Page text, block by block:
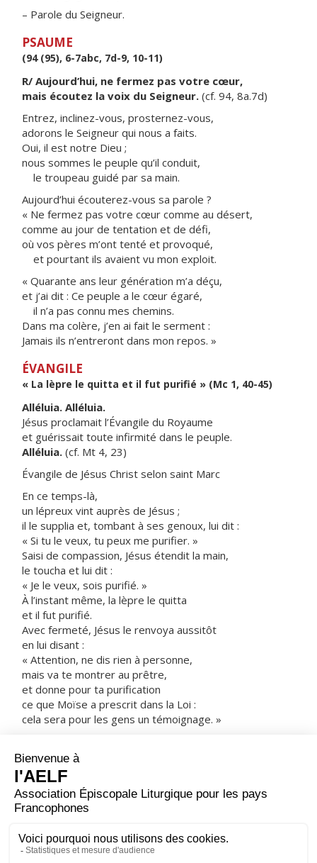
– Parole du Seigneur.
PSAUME
(94 (95), 6-7abc, 7d-9, 10-11)
R/ Aujourd’hui, ne fermez pas votre cœur,
mais écoutez la voix du Seigneur. (cf. 94, 8a.7d)
Entrez, inclinez-vous, prosternez-vous,
adorons le Seigneur qui nous a faits.
Oui, il est notre Dieu ;
nous sommes le peuple qu’il conduit,
le troupeau guidé par sa main.
Aujourd’hui écouterez-vous sa parole ?
« Ne fermez pas votre cœur comme au désert,
comme au jour de tentation et de défi,
où vos pères m’ont tenté et provoqué,
et pourtant ils avaient vu mon exploit.
« Quarante ans leur génération m’a déçu,
et j’ai dit : Ce peuple a le cœur égaré,
il n’a pas connu mes chemins.
Dans ma colère, j’en ai fait le serment :
Jamais ils n’entreront dans mon repos. »
ÉVANGILE
« La lèpre le quitta et il fut purifié » (Mc 1, 40-45)
Alléluia. Alléluia.
Jésus proclamait l’Évangile du Royaume
et guérissait toute infirmité dans le peuple.
Alléluia. (cf. Mt 4, 23)
Évangile de Jésus Christ selon saint Marc
En ce temps-là,
un lépreux vint auprès de Jésus ;
il le supplia et, tombant à ses genoux, lui dit :
« Si tu le veux, tu peux me purifier. »
Saisi de compassion, Jésus étendit la main,
le toucha et lui dit :
« Je le veux, sois purifié. »
À l’instant même, la lèpre le quitta
et il fut purifié.
Avec fermeté, Jésus le renvoya aussitôt
en lui disant :
« Attention, ne dis rien à personne,
mais va te montrer au prêtre,
et donne pour ta purification
ce que Moïse a prescrit dans la Loi :
cela sera pour les gens un témoignage. »
cet homme se mit à proclamer et à répandre la
nouvelle,
de sorte que Jésus ne pouvait plus entrer ouvertement
dans une ville,
mais restait à l’écart, dans des endroits déserts.
De partout cependant on venait à lui.
– Acclamons la Parole de Dieu.